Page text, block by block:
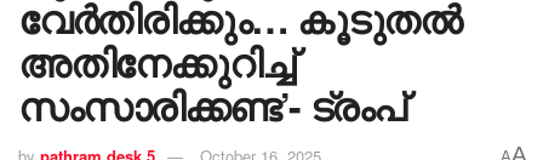
വേർതിരിക്കും… കൂടുതൽ
അതിനേക്കുറിച്ച്
സംസാരിക്കണ്ട’- ട്രംപ്
A